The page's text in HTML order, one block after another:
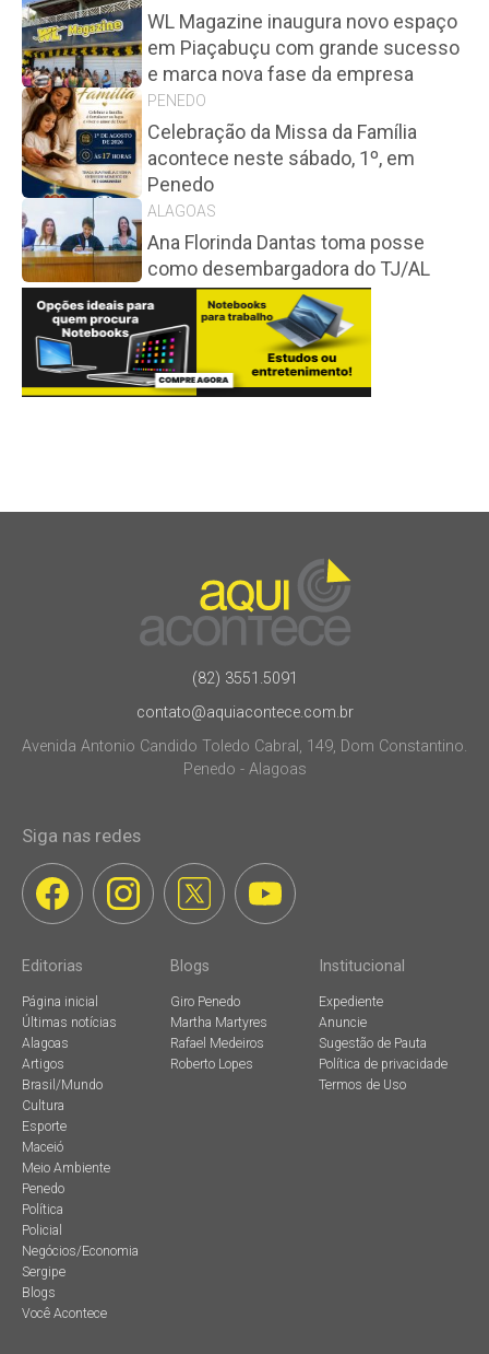
WL Magazine inaugura novo espaço
em Piaçabuçu com grande sucesso
e marca nova fase da empresa
PENEDO
Celebração da Missa da Família
acontece neste sábado, 1º, em
Penedo
ALAGOAS
Ana Florinda Dantas toma posse
como desembargadora do TJ/AL
(82) 3551.5091
contato@aquiacontece.com.br
Avenida Antonio Candido Toledo Cabral, 149, Dom Constantino.
Penedo - Alagoas
Siga nas redes
Editorias
Página inicial
Últimas notícias
Alagoas
Artigos
Brasil/Mundo
Cultura
Esporte
Maceió
Meio Ambiente
Penedo
Política
Policial
Negócios/Economia
Sergipe
Blogs
Você Acontece
Blogs
Giro Penedo
Martha Martyres
Rafael Medeiros
Roberto Lopes
Institucional
Expediente
Anuncie
Sugestão de Pauta
Política de privacidade
Termos de Uso